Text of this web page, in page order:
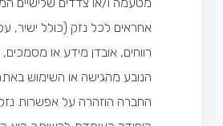
מטעמה ו/או צדדים שלישיים
אחראים לכל נזק (כולל ישיר,
רווחים, אובדן מידע או מסמכים,
הנובע מהגישה או השימוש
החברה הוזהרה על אפשרות